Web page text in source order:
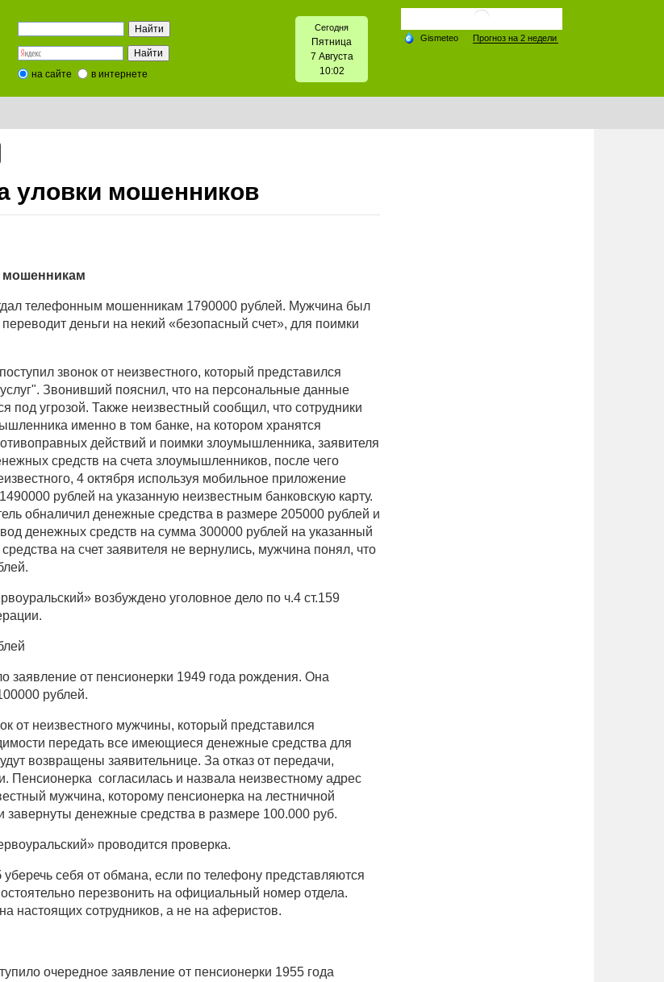
на сайте в интернете
Сегодня
Пятница
7 Августа
10:02
уловки мошенников
мошенникам
телефонным мошенникам 1790000 рублей. Мужчина был
деньги на некий «безопасный счет», для поимки
звонок от неизвестного, который представился
Звонивший пояснил, что на персональные данные
под угрозой. Также неизвестный сообщил, что сотрудники
именно в том банке, на котором хранятся
действий и поимки злоумышленника, заявителя
средств на счета злоумышленников, после чего
4 октября используя мобильное приложение
рублей на указанную неизвестным банковскую карту.
обналичил денежные средства в размере 205000 рублей и
денежных средств на сумма 300000 рублей на указанный
на счет заявителя не вернулись, мужчина понял, что
возбуждено уголовное дело по ч.4 ст.159
заявление от пенсионерки 1949 года рождения. Она
рублей.
от неизвестного мужчины, который представился
передать все имеющиеся денежные средства для
возвращены заявительнице. За отказ от передачи,
Пенсионерка согласилась и назвала неизвестному адрес
мужчина, которому пенсионерка на лестничной
денежные средства в размере 100.000 руб.
проводится проверка.
себя от обмана, если по телефону представляются
перезвонить на официальный номер отдела.
настоящих сотрудников, а не на аферистов.
очередное заявление от пенсионерки 1955 года